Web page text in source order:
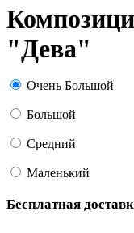
"Дева"
Очень Большой
Большой
Средний
Маленький
Бесплатная